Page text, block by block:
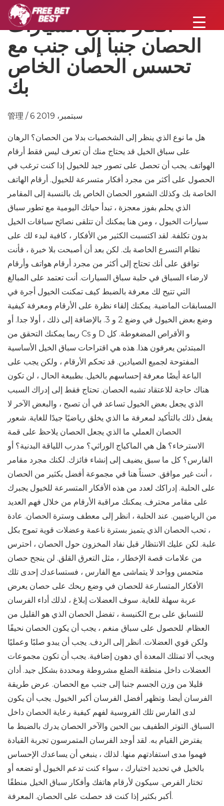
أفكار سباق السيارات
الحصان جنبا إلى جنب مع
تحسس الحصان الخاص
بك
管理 / 6 سبتمبر، 2019
هل ما نوع الذي ينظر إلى الشخصيات بدلا من الحصان؟ الرهان
على سباق الخيل قد يحتاج منك أن تعرف ليس فقط أرقام
الهواتف. يجب أن تحصل على تصور جيد للخيول إذا كنت ترغب في
الحصول على أكثر من مجرد أفكار متسرعة للخيول. أرقام الهاتف
الخاصة بك وكذلك الشعور الحصان الخاص بك بالنسبة إلى المقامر
الذي يحلم بفوز معجزة ، تبدأ حياتك اليومية مع تطور سباق
سيارات الخيول ، ومن هنا يمكنك أن تتلقى نصائح سباقات الخيل
بدون تكلفة. لقد اكتسبت الكثير من الأفكار ، كافية لبدء لك على
نظام التسرع الخاصة بك. لكن بعد أن أصبحت بلا خبرة ، فأنت
توافق على أنك تحتاج إلى أكثر من مجرد أرقام هواتف وأرقام
لارضاء السباق في حلبة سباق السيارات. أنت تعتمد على المبالغ
التي تتيح لك معرفة بالضبط كيف تمكنت الخيول أجرة في
المسابقات الماضية. يمكنك إلقاء نظرة على الأرقام ومعرفة كيفية
وضع بعض الخيول في وضع 2 و 3. بالإضافة إلى ذلك ، أولا جدا. أو
ربما يمكنك التحقق من Cs و D و الأقراص المضغوطة. كل
المبتدئين يعرفون هذا. هذه هي اقتراحات سباق الخيل الأساسية
المفتوحة لجميع الصيادين. قد تحكم الأرقام ، ولكن يجب على
الباعة أيضًا معرفة إحساسهم بالخيل. بطبيعة الحال ، لن تكون
هناك حاجة للاعتقاد تشبه الحصان. تحتاج فقط إلى إدراك السبب
الذي يجعل بعض الخيول تساعد في أن تصبح ، والبعض الآخر لا
يفعل ذلك بالتأكيد لمعرفة ما الذي يخلق رياضيًا جيدًا للغاية. شعور
الحصان العملي ما الذي يجعل الحصان يلاحظ على قمة
الاسترخاء؟ هل هي الماكياج الوراثي؟ مدرب اللياقة البدنية؟ أو
الفارس؟ كل ما سبق يضيف إلى إنشاء فائزك. لكنك مجرد مقامر
، أنت غير موافق. حسناً هنا في مجموعة أفضل بكثير من الحصان
على الحلبة. إدراكك لعدد من هذه الأفكار المتسرعة للخيول يجبرك
على مقامر محترف. يمكنك مراقبة الأرقام من خلال فهم العديد
من الرياضيين. عند الحلبة ، انظر إلى معطف وسترة الحصان. عادة
، تحب الحصان الذي يتميز بسترة ناعمة وعضلات قوية تموج بكل
علبة. لكن عليك الانتظار قبل نفاد المخزون حول الحصان ، احترس
من علامات قصة الإخطار ، مثل التعرق القلق. لن ينجح حصان
متحمس وواحد لا يتماشى مع الفارس ، فستساعدك إحدى تلك
الأفكار المتسارعة للحصان في وضع ربحك على حصان يعرض
عربة سهلة للغاية. سوف العضلات إبلاغ ، لذلك أداء الفرسان
للتسابق على برج الكنيسة ، تفضل الحصان الذي هو القليل من
العظام. للحصول على سباق منغم ، يجب أن يكون الحصان نحيفًا
ولكن قوي العضلات. انظر إلى الردف. يجب أن يبدو صلبًا وعمليًا
ويجب ألا تمتلك المعدة أي دهون إضافية. يجب أن تكون مجموعات
العضلات داخل منطقة الضلع مشروطة ومحددة بشكل جيد. أدان
قليلا من وزن الجسم جنبا إلى جنب مع الحصان. عرض طريقة
الفرسان أيضا. وتظهر أفضل الفرسان أكبر الخيول. يجب أن يكون
لدى الفارس تلك الفروسية لفهم كيفية رعاية الحصان داخل
السباق. التوتر الطفيف بين الحين والآخر الحصان يدرك بالضبط ما
يفترض القيام به. لقد أوجد الفرسان المتمرسون تجربة القيادة
فهموا مدى استفادتهم منها. لذلك ، ينبغي أن يساعدك الإحساس
بالخيل في تحديد اختيارك ، سواء كنت تدعم الخيول أو تضعه أو
تختار الفرص. سيكون لأرقام هاتفك وأفكار سباق الخيل منطقًا
أكبر بكثير إذا كنت قد حصلت على الحصان. المعرفة.